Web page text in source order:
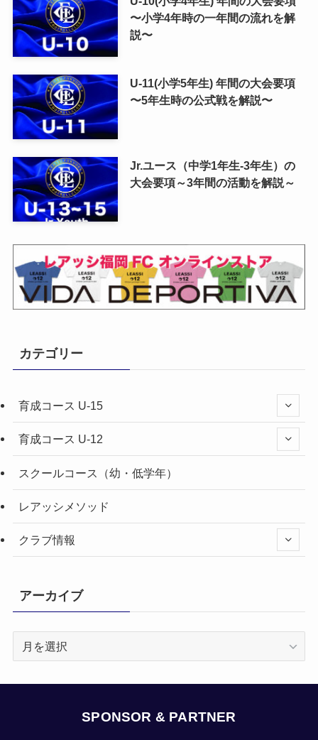
〜小学4年時の一年間の流れを解
説〜
U-11(小学5年生) 年間の大会要項
〜5年生時の公式戦を解説〜
Jr.ユース（中学1年生-3年生）の
大会要項～3年間の活動を解説～
カテゴリー
育成コース U-15
育成コース U-12
スクールコース（幼・低学年）
レアッシメソッド
クラブ情報
アーカイブ
SPONSOR & PARTNER